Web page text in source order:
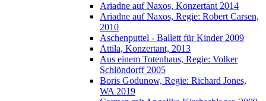
Ariadne auf Naxos, Konzertant 2014
Ariadne auf Naxos, Regie: Robert Carsen,
2010
Aschenputtel - Ballett für Kinder 2009
Attila, Konzertant, 2013
Aus einem Totenhaus, Regie: Volker
Schlöndorff 2005
Boris Godunow, Regie: Richard Jones,
WA 2019